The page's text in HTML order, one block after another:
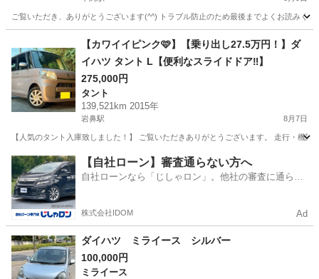
ご覧いただき、ありがとうございます(^^) トラブル防止のため最後までよくお
下関駅 ミライース
【カワイイピンク🩷】【乗り出し27.5万円！】ダ
イハツ タント L【便利なスライドドア‼️】
275,000円
タント
139,521km 2015年
岩鼻駅 8月7日
【人気のタント入庫致しました！】 ご覧いただきありがとうございます。 走行・機
山口 宇部市 岩鼻駅 タント
【自社ローン】審査通らない方へ
自社ローンなら「じしゃロン」。他社の審査に通らな
株式会社IDOM Ad
ダイハツ ミライース シルバー
100,000円
ミライース